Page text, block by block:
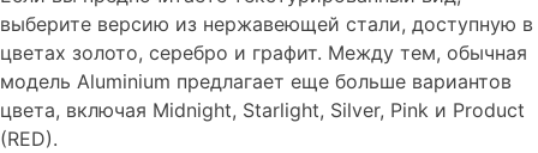
выберите версию из нержавеющей стали, доступную в
цветах золото, серебро и графит. Между тем, обычная
модель Aluminium предлагает еще больше вариантов
цвета, включая Midnight, Starlight, Silver, Pink и Product
(RED).